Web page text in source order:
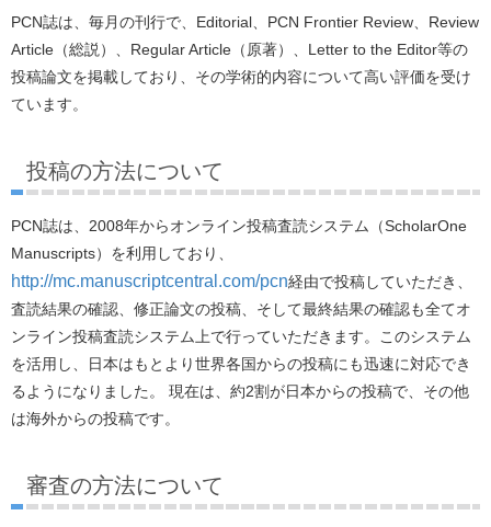
PCN誌は、毎月の刊行で、Editorial、PCN Frontier Review、Review
Article（総説）、Regular Article（原著）、Letter to the Editor等の
投稿論文を掲載しており、その学術的内容について高い評価を受け
ています。
投稿の方法について
PCN誌は、2008年からオンライン投稿査読システム（ScholarOne
Manuscripts）を利用しており、
http://mc.manuscriptcentral.com/pcn経由で投稿していただき、
査読結果の確認、修正論文の投稿、そして最終結果の確認も全てオ
ンライン投稿査読システム上で行っていただきます。このシステム
を活用し、日本はもとより世界各国からの投稿にも迅速に対応でき
るようになりました。 現在は、約2割が日本からの投稿で、その他
は海外からの投稿です。
審査の方法について